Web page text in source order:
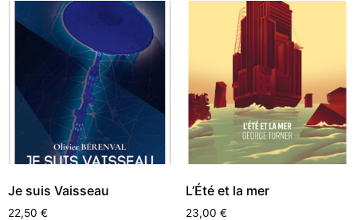
Je suis Vaisseau
22,50 €
L’Été et la mer
23,00 €